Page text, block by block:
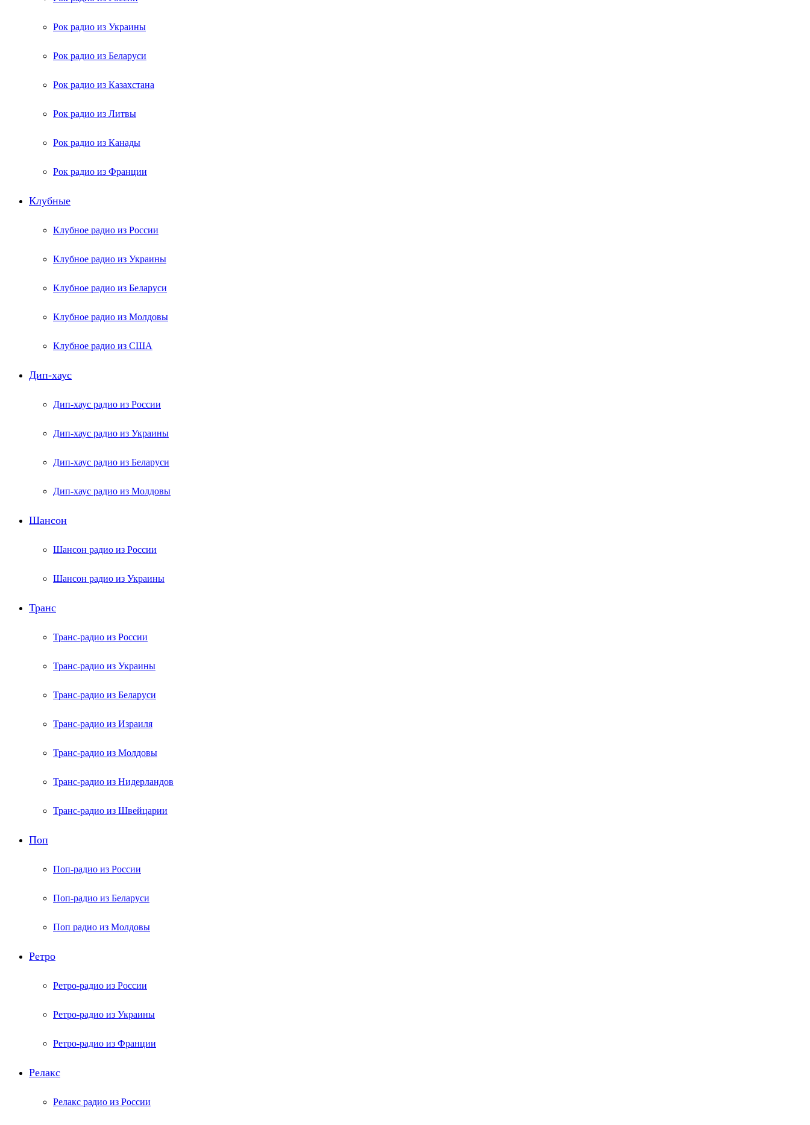
Рок радио из Украины
Рок радио из Беларуси
Рок радио из Казахстана
Рок радио из Литвы
Рок радио из Канады
Рок радио из Франции
Клубные
Клубное радио из России
Клубное радио из Украины
Клубное радио из Беларуси
Клубное радио из Молдовы
Клубное радио из США
Дип-хаус
Дип-хаус радио из России
Дип-хаус радио из Украины
Дип-хаус радио из Беларуси
Дип-хаус радио из Молдовы
Шансон
Шансон радио из России
Шансон радио из Украины
Транс
Транс-радио из России
Транс-радио из Украины
Транс-радио из Беларуси
Транс-радио из Израиля
Транс-радио из Молдовы
Транс-радио из Нидерландов
Транс-радио из Швейцарии
Поп
Поп-радио из России
Поп-радио из Беларуси
Поп радио из Молдовы
Ретро
Ретро-радио из России
Ретро-радио из Украины
Ретро-радио из Франции
Релакс
Релакс радио из России